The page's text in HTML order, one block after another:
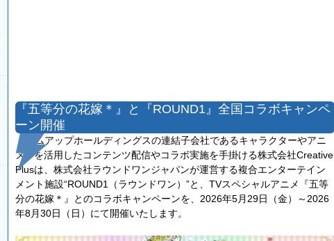
『五等分の花嫁＊』と『ROUND1』全国コラボキャンペ
ーン開催
エムアップホールディングスの連結子会社であるキャラクターやアニ
メIPを活用したコンテンツ配信やコラボ実施を手掛ける株式会社Creative
Plusは、株式会社ラウンドワンジャパンが運営する複合エンターテイン
メント施設“ROUND1（ラウンドワン）”と、TVスペシャルアニメ『五等
分の花嫁＊』とのコラボキャンペーンを、2026年5月29日（金）～2026
年8月30日（日）にて開催いたします。